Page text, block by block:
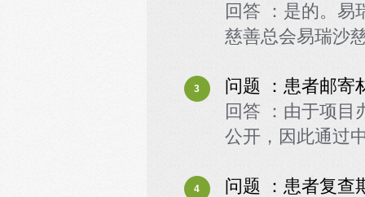
回答 ：是的。易
慈善总会易瑞沙
3
问题 ：患者邮寄
回答 ：由于项目
公开，因此通过
4
问题 ：患者复查